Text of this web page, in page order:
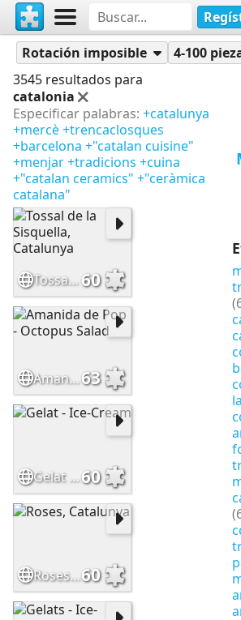
MerceMasnou
Rompecabezas
Rotación imposible
4-100
3545 resultados para
catalonia
Especificar palabras: +catalunya
+mercè+trencaclosques
+barcelona +"catalan cuisine"
+menjar+tradicions +cuina
+"catalan ceramics" +"ceràmica
catalana"
Tossal de la Sisquella, Catalunya60
Amanida de Pop - Octopus Salad63
Gelat - Ice-Cream60
Roses, Catalunya60